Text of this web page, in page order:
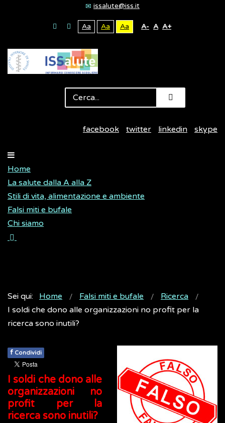
issalute@iss.it
Aa Aa Aa A- A A+
facebook twitter linkedin skype
Home
La salute dalla A alla Z
Stili di vita, alimentazione e ambiente
Falsi miti e bufale
Chi siamo
Sei qui: Home Falsi miti e bufale
Ricerca
I soldi che dono alle organizzazioni no profit per la
ricerca sono inutili?
f Condividi
I soldi che dono alle
organizzazioni no
profit per la
ricerca sono inutili?